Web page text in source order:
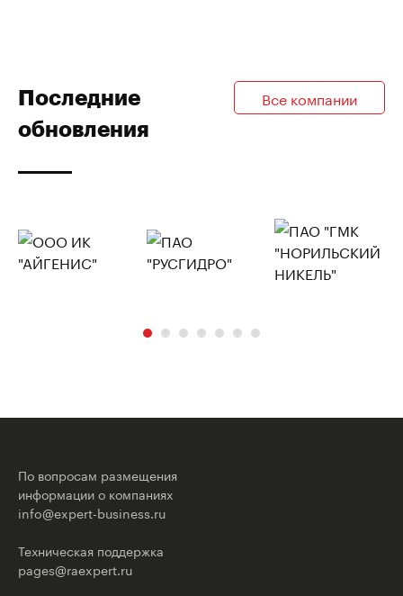
Последние
обновления
Все компании
По вопросам размещения
информации о компаниях
info@expert-business.ru
Техническая поддержка
pages@raexpert.ru